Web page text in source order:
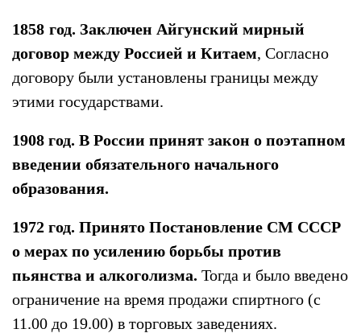
1858 год. Заключен Айгунский мирный
договор между Россией и Китаем, Согласно
договору были установлены границы между
этими государствами.
1908 год. В России принят закон о поэтапном
введении обязательного начального
образования.
1972 год. Принято Постановление СМ СССР
о мерах по усилению борьбы против
пьянства и алкоголизма. Тогда и было введено
ограничение на время продажи спиртного (с
11.00 до 19.00) в торговых заведениях.